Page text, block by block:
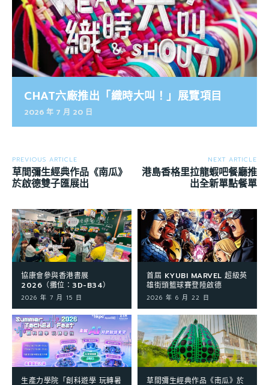
CHAT六廠推出「織時大叫！」展覽項目
2026 年 7 月 20 日
PREVIOUS ARTICLE
草間彌生經典作品《南瓜》
於啟德雙子匯展出
NEXT ARTICLE
港島香格里拉龍蝦吧餐廳推
出全新單點餐單
協康會參與香港書展
2026（攤位：3D-B34）
2026 年 7 月 15 日
首屆 KYUBI MARVEL 超級英
雄街頭籃球賽登陸啟德
2026 年 6 月 22 日
生產力學院「創科遊學 玩轉暑 草間彌生經典作品《南瓜》於